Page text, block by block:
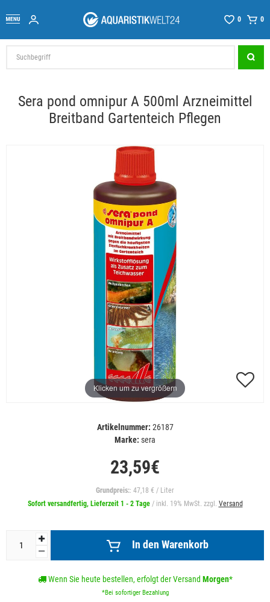
0 0
Sera pond omnipur A 500ml Arzneimittel
Breitband Gartenteich Pflegen
Klicken um zu vergrößern
Artikelnummer: 26187
Marke: sera
23,59€
Grundpreis:: 47,18 € / Liter
Sofort versandfertig, Lieferzeit 1 - 2 Tage / inkl. 19% MwSt. zzgl. Versand
In den Warenkorb
Wenn Sie heute bestellen, erfolgt der Versand Morgen*
*Bei sofortiger Bezahlung